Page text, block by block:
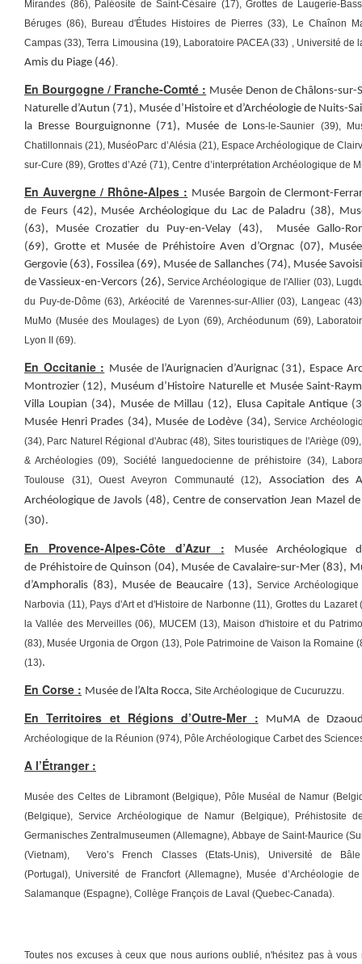
Mirandes (86), Paléosite de Saint-Césaire (17), Grottes de Laugerie-
Béruges (86), Bureau d'Études Histoires de Pierres (33), Le Chaînon
Campas (33), Terra Limousina (19), Laboratoire PACEA (33) , Université de
Amis du Piage (46).
En Bourgogne / Franche-Comté : Musée Denon de Châlons-
Naturelle d’Autun (71), Musée d’Histoire et d’Archéologie de Nuits-
la Bresse Bourguignonne (71), Musée de Lons-le-Saunier (39),
Chatillonnais (21), MuséoParc d’Alésia (21), Espace Archéologique de
sur-Cure (89), Grottes d’Azé (71), Centre d’interprétation Archéologique de
En Auvergne / Rhône-Alpes : Musée Bargoin de Clermont-
de Feurs (42), Musée Archéologique du Lac de Paladru (38),
(63), Musée Crozatier du Puy-en-Velay (43),
Musée Gallo-
(69), Grotte et Musée de Préhistoire Aven d’Orgnac (07),
Gergovie (63), Fossilea (69), Musée de Sallanches (74), Musée
de Vassieux-en-Vercors (26),Service Archéologique de l'Allier (03),
du Puy-de-Dôme (63),Arkéocité de Varennes-sur-Allier (03), Langeac
MuMo (Musée des Moulages) de Lyon (69), Archéodunum (69),
Lyon II (69).
En Occitanie : Musée de l’Aurignacien d’Aurignac (31), Espace
Montrozier (12), Muséum d’Histoire Naturelle et Musée Saint-
Villa Loupian (34), Musée de Millau (12), Elusa Capitale Antique
Musée Henri Prades (34), Musée de Lodève (34),Service
(34), Parc Naturel Régional d'Aubrac (48), Sites touristiques de l'Ariège
& Archéologies (09), Société languedocienne de préhistoire (34),
Toulouse (31), Ouest Aveyron Communauté (12), Association des
Archéologique de Javols (48), Centre de conservation Jean Mazel
(30).
En Provence-Alpes-Côte d’Azur :
Musée Archéologique
de Préhistoire de Quinson (04), Musée de Cavalaire-sur-Mer (83),
d’Amphoralis (83), Musée de Beaucaire (13), Service
Narbovia (11), Pays d'Art et d'Histoire de Narbonne (11), Grottes du
la Vallée des Merveilles (06), MUCEM (13), Maison d'histoire et du
(83), Musée Urgonia de Orgon (13), Pole Patrimoine de Vaison la Romaine
(13).
En Corse : Musée de l’Alta Rocca, Site Archéologique de Cucuruzzu.
En Territoires et Régions d’Outre-Mer : MuMA de
Archéologique de la Réunion (974), Pôle Archéologique Carbet des
A l’Étranger :
Musée des Celtes de Libramont (Belgique), Pôle Muséal de Namur
(Belgique),Service Archéologique de Namur (Belgique),
Préhistosite
Germanisches Zentralmuseumen (Allemagne), Abbaye de Saint-Maurice
(Vietnam),
Vero’s French Classes (Etats-Unis), Université de
(Portugal), Université de Francfort (Allemagne), Musée d’Archéologie
Salamanque (Espagne), Collège François de Laval (Quebec-Canada).
Toutes nos excuses à ceux que nous aurions oublié, n'hésitez pas à vous